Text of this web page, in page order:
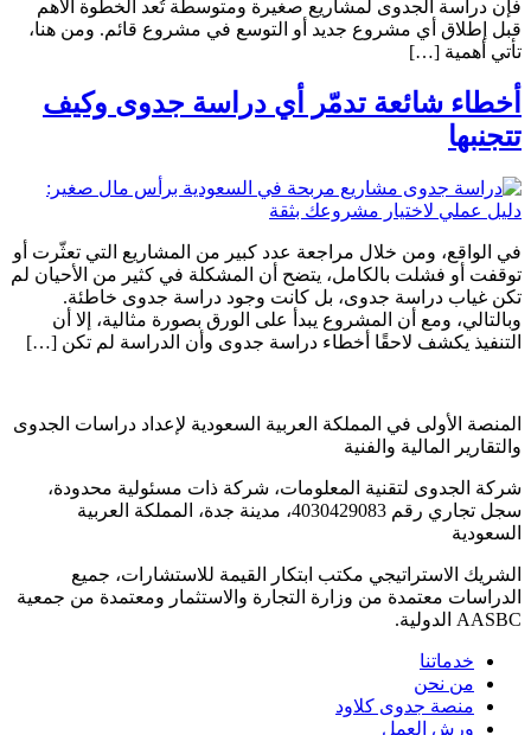
فإن دراسة الجدوى لمشاريع صغيرة ومتوسطة تُعد الخطوة الأهم
قبل إطلاق أي مشروع جديد أو التوسع في مشروع قائم. ومن هنا،
تأتي أهمية […]
أخطاء شائعة تدمّر أي دراسة جدوى وكيف
تتجنبها
في الواقع، ومن خلال مراجعة عدد كبير من المشاريع التي تعثّرت أو
توقفت أو فشلت بالكامل، يتضح أن المشكلة في كثير من الأحيان لم
تكن غياب دراسة جدوى، بل كانت وجود دراسة جدوى خاطئة.
وبالتالي، ومع أن المشروع يبدأ على الورق بصورة مثالية، إلا أن
التنفيذ يكشف لاحقًا أخطاء دراسة جدوى وأن الدراسة لم تكن […]
المنصة الأولى في المملكة العربية السعودية لإعداد دراسات الجدوى
والتقارير المالية والفنية
شركة الجدوى لتقنية المعلومات، شركة ذات مسئولية محدودة،
سجل تجاري رقم 4030429083، مدينة جدة، المملكة العربية
السعودية
الشريك الاستراتيجي مكتب ابتكار القيمة للاستشارات، جميع
الدراسات معتمدة من وزارة التجارة والاستثمار ومعتمدة من جمعية
AASBC الدولية.
خدماتنا
من نحن
منصة جدوى كلاود
ورش العمل